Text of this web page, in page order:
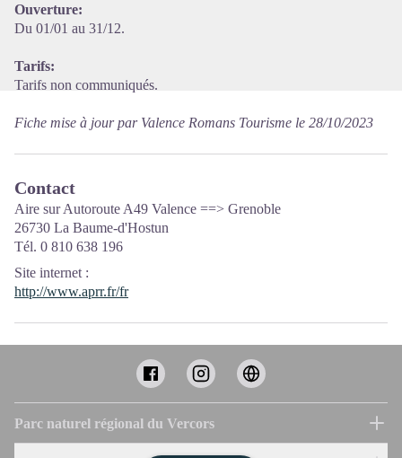
Ouverture:
Du 01/01 au 31/12.
Tarifs:
Tarifs non communiqués.
Fiche mise à jour par Valence Romans Tourisme le 28/10/2023
Contact
Aire sur Autoroute A49 Valence ==> Grenoble
26730 La Baume-d'Hostun
Tél. 0 810 638 196
Site internet :
http://www.aprr.fr/fr
Parc naturel régional du Vercors